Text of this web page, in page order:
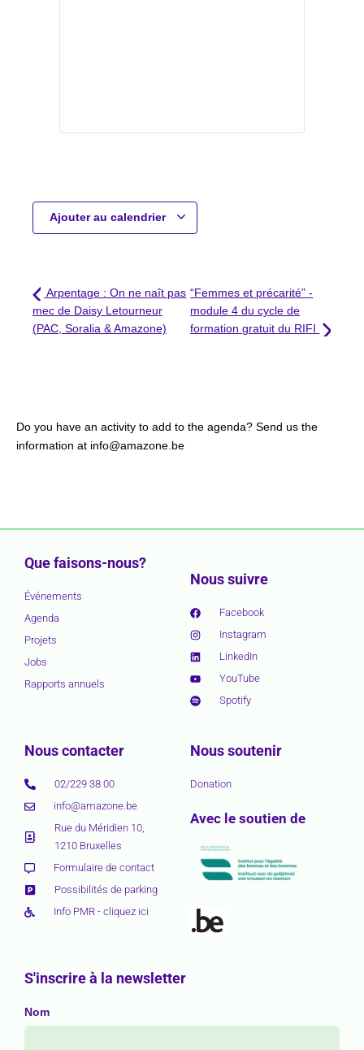
Ajouter au calendrier
Arpentage : On ne naît pas
mec de Daisy Letourneur
(PAC, Soralia & Amazone)
“Femmes et précarité” -
module 4 du cycle de
formation gratuit du RIFI
Do you have an activity to add to the agenda? Send us the
information at info@amazone.be
Que faisons-nous?
Événements
Agenda
Projets
Jobs
Rapports annuels
Nous suivre
Facebook
Instagram
LinkedIn
YouTube
Spotify
Nous contacter
02/229 38 00
info@amazone.be
Rue du Méridien 10,
1210 Bruxelles
Formulaire de contact
Possibilités de parking
Info PMR - cliquez ici
Nous soutenir
Donation
Avec le soutien de
S'inscrire à la newsletter
Nom